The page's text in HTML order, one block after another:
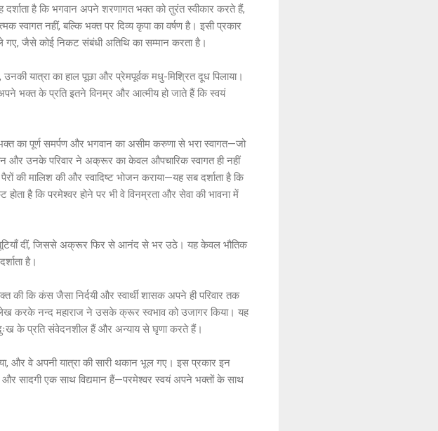
है कि भगवान अपने शरणागत भक्त को तुरंत स्वीकार करते हैं,
स्वागत नहीं, बल्कि भक्त पर दिव्य कृपा का वर्षण है। इसी प्रकार
जैसे कोई निकट संबंधी अतिथि का सम्मान करता है।
यात्रा का हाल पूछा और प्रेमपूर्वक मधु-मिश्रित दूध पिलाया।
भक्त के प्रति इतने विनम्र और आत्मीय हो जाते हैं कि स्वयं
का पूर्ण समर्पण और भगवान का असीम करुणा से भरा स्वागत—जो
और उनके परिवार ने अक्रूर का केवल औपचारिक स्वागत ही नहीं
की मालिश की और स्वादिष्ट भोजन कराया—यह सब दर्शाता है कि
है कि परमेश्वर होने पर भी वे विनम्रता और सेवा की भावना में
बूटियाँ दीं, जिससे अक्रूर फिर से आनंद से भर उठे। यह केवल भौतिक
है।
कि कंस जैसा निर्दयी और स्वार्थी शासक अपने ही परिवार तक
करके नन्द महाराज ने उसके क्रूर स्वभाव को उजागर किया। यह
के प्रति संवेदनशील हैं और अन्याय से घृणा करते हैं।
और वे अपनी यात्रा की सारी थकान भूल गए। इस प्रकार इन
और सादगी एक साथ विद्यमान हैं—परमेश्वर स्वयं अपने भक्तों के साथ